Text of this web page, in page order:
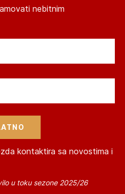
nebitnim
kontaktira sa novostima i
u toku sezone 2025/26